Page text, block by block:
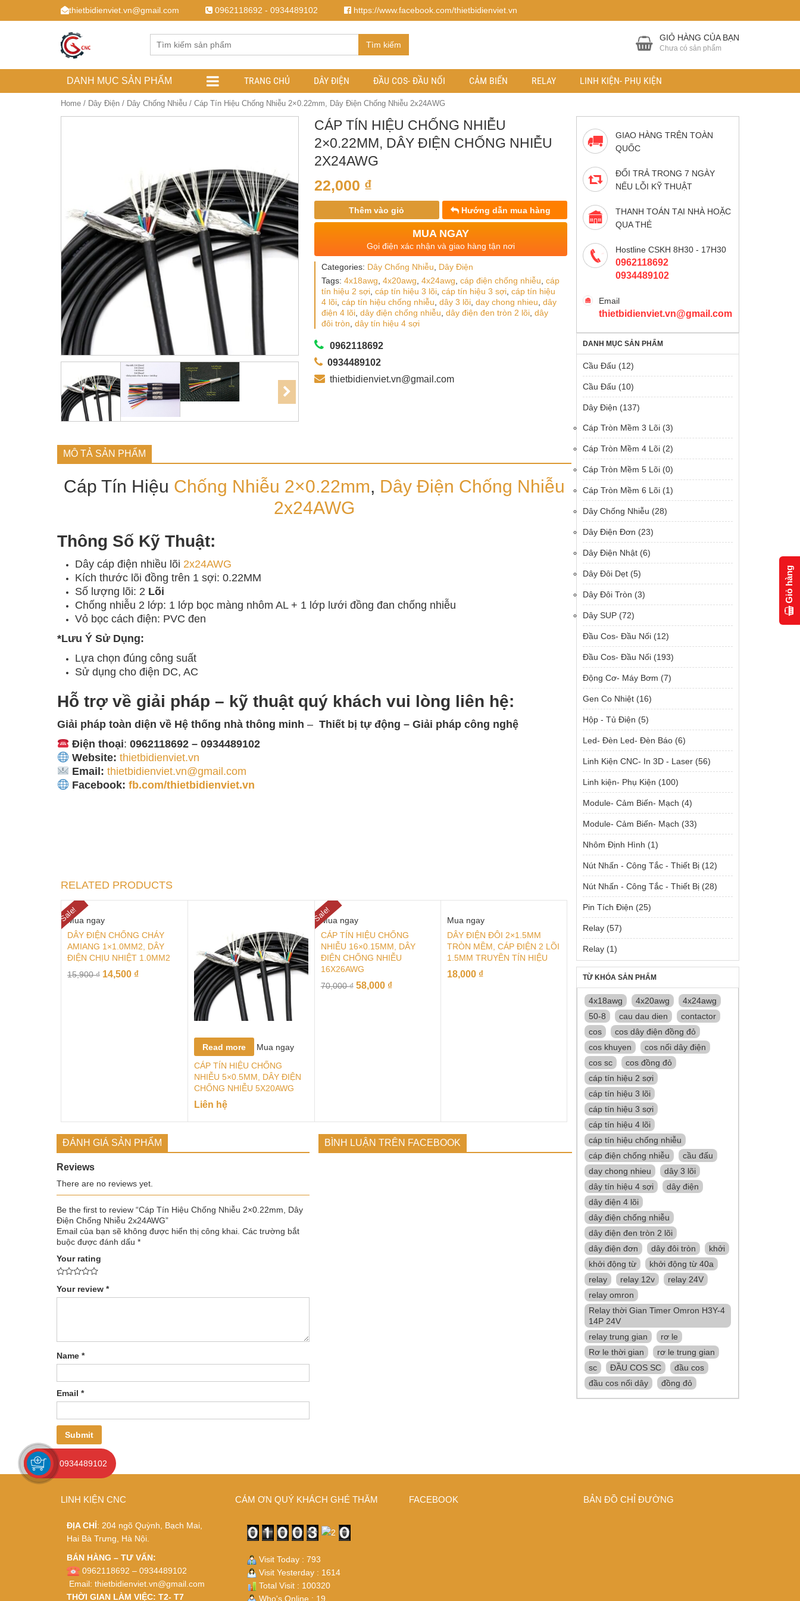
thietbidienviet.vn@gmail.com 0962118692 - 0934489102 https://www.facebook.com/thietbidienviet.vn
Tìm kiếm
GIỎ HÀNG CỦA BẠN
Chưa có sản phẩm
DANH MỤC SẢN PHẨM TRANG CHỦ DÂY ĐIỆN ĐẦU COS- ĐẦU NỐI CẢM BIẾN RELAY LINH KIỆN- PHỤ KIỆN
Home / Dây Điện / Dây Chống Nhiễu / Cáp Tín Hiệu Chống Nhiễu 2×0.22mm, Dây Điện Chống Nhiễu 2x24AWG
CÁP TÍN HIỆU CHỐNG NHIỄU
2×0.22MM, DÂY ĐIỆN CHỐNG NHIỄU
2X24AWG
22,000 ₫
Thêm vào giỏ Hướng dẫn mua hàng
MUA NGAY
Gọi điện xác nhận và giao hàng tận nơi
Categories: Dây Chống Nhiễu
Dây Điện
Tags: 4x18awg 4x20awg 4x24awg cáp điện chống nhiễu cáp
tín hiệu 2 sợi, cáp tín hiệu 3 lõi, cáp tín hiệu 3 sợi, cáp tín hiệu
4 lõi, cáp tín hiệu chống nhiễu dây 3 lõi, day chong nhieu dây
điện 4 lõi, dây điện chống nhiễu dây điện đen tròn 2 lõi, dây
đôi tròn dây tín hiệu 4 sợi
0962118692
0934489102
thietbidienviet.vn@gmail.com
MÔ TẢ SẢN PHẨM
Cáp Tín Hiệu Chống Nhiễu 2×0.22mm, Dây Điện Chống Nhiễu
2x24AWG
Thông Số Kỹ Thuật:
Dây cáp điện nhiều lõi 2x24AWG
Kích thước lõi đồng trên 1 sợi: 0.22MM
Số lượng lõi: 2 Lõi
Chống nhiễu 2 lớp: 1 lớp bọc màng nhôm AL + 1 lớp lưới đồng đan chống nhiễu
Vỏ bọc cách điện: PVC đen
*Lưu Ý Sử Dụng:
Lựa chọn đúng công suất
Sử dụng cho điện DC, AC
Hỗ trợ về giải pháp – kỹ thuật quý khách vui lòng liên hệ:
Giải pháp toàn diện về Hệ thống nhà thông minh – Thiết bị tự động – Giải pháp công nghệ
Điện thoại: 0962118692 – 0934489102
Website: thietbidienviet.vn
Email: thietbidienviet.vn@gmail.com
Facebook: fb.com/thietbidienviet.vn
RELATED PRODUCTS
Sale!
Mua ngay
DÂY ĐIỆN CHỐNG CHÁY
AMIANG 1×1.0MM2, DÂY
ĐIỆN CHỊU NHIỆT 1.0MM2
15,900₫ 14,500 ₫
Read more
Mua ngay
CÁP TÍN HIỆU CHỐNG
NHIỄU 5×0.5MM, DÂY ĐIỆN
CHỐNG NHIỄU 5X20AWG
Liên hệ
Sale!
Mua ngay
CÁP TÍN HIỆU CHỐNG
NHIỄU 16×0.15MM, DÂY
ĐIỆN CHỐNG NHIỄU
16X26AWG
70,000₫ 58,000 ₫
Mua ngay
DÂY ĐIỆN ĐÔI 2×1.5MM
TRÒN MỀM, CÁP ĐIỆN 2 LÕI
1.5MM TRUYỀN TÍN HIỆU
18,000 ₫
ĐÁNH GIÁ SẢN PHẨM
Reviews
There are no reviews yet.
Be the first to review “Cáp Tín Hiệu Chống Nhiễu 2×0.22mm, Dây
Điện Chống Nhiễu 2x24AWG”
Email của bạn sẽ không được hiển thị công khai. Các trường bắt
buộc được đánh dấu *
Your rating
Your review *
Name *
Email *
BÌNH LUẬN TRÊN FACEBOOK
GIAO HÀNG TRÊN TOÀN
QUỐC
ĐỔI TRẢ TRONG 7 NGÀY
NẾU LỖI KỸ THUẬT
THANH TOÁN TẠI NHÀ HOẶC
QUA THẺ
Hostline CSKH 8H30 - 17H30
0962118692
0934489102
Email
thietbidienviet.vn@gmail.com
DANH MỤC SẢN PHẨM
Cầu Đấu (12)
Cầu Đấu (10)
Dây Điện (137)
Cáp Tròn Mềm 3 Lõi (3)
Cáp Tròn Mềm 4 Lõi (2)
Cáp Tròn Mềm 5 Lõi (0)
Cáp Tròn Mềm 6 Lõi (1)
Dây Chống Nhiễu (28)
Dây Điện Đơn (23)
Dây Điện Nhật (6)
Dây Đôi Dẹt (5)
Dây Đôi Tròn (3)
Dây SUP (72)
Đầu Cos- Đầu Nối (12)
Đầu Cos- Đầu Nối (193)
Động Cơ- Máy Bơm (7)
Gen Co Nhiệt (16)
Hộp - Tủ Điện (5)
Led- Đèn Led- Đèn Báo (6)
Linh Kiện CNC- In 3D - Laser (56)
Linh kiện- Phụ Kiện (100)
Module- Cảm Biến- Mạch (4)
Module- Cảm Biến- Mạch (33)
Nhôm Định Hình (1)
Nút Nhấn - Công Tắc - Thiết Bị (12)
Nút Nhấn - Công Tắc - Thiết Bị (28)
Pin Tích Điện (25)
Relay (57)
Relay (1)
TỪ KHÓA SẢN PHẨM
4x18awg 4x20awg
4x24awg
50-8
cau dau dien
contactor
cos
cos dây điện đồng đỏ
cos khuyen
cos nối dây điện
cos sc
cos đồng đỏ
cáp tín hiệu 2 sợi
cáp tín hiệu 3 lõi
cáp tín hiệu 3 sợi
cáp tín hiệu 4 lõi
cáp tín hiệu chống nhiễu
cáp điện chống nhiễu
cầu đấu
day chong nhieu
dây 3 lõi
dây tín hiệu 4 sợi
dây điện
dây điện 4 lõi
dây điện chống nhiễu
dây điện đen tròn 2 lõi
dây điện đơn
dây đôi tròn
khởi
khởi động từ
khởi động từ 40a
relay
relay 12v
relay 24V
relay omron
Relay thời Gian Timer Omron H3Y-4
14P 24V
relay trung gian
rơ le
Rơ le thời gian
rơ le trung gian
sc
ĐẦU COS SC
đầu cos
đầu cos nối dây
đồng đỏ
LINH KIỆN CNC
ĐỊA CHỈ: 204 ngõ Quỳnh, Bạch Mai,
Hai Bà Trưng, Hà Nội.
BÁN HÀNG – TƯ VẤN:
0962118692 – 0934489102
Email: thietbidienviet.vn@gmail.com
THỜI GIAN LÀM VIỆC: T2- T7
CÁM ƠN QUÝ KHÁCH GHÉ THĂM
Visit Today : 793
Visit Yesterday : 1614
Total Visit : 100320
Who's Online : 19
FACEBOOK BẢN ĐỒ CHỈ ĐƯỜNG
0934489102
Giỏ hàng